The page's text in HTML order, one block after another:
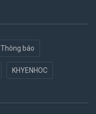
Thông báo
KHYENHOC